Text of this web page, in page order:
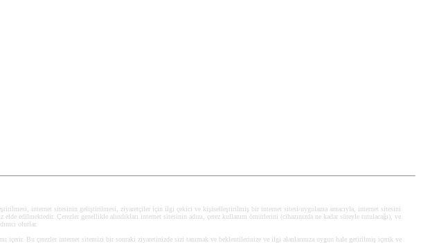
internet sitesinin geliştirilmesi, ziyaretçiler için ilgi çekici ve kişiselleştirilmiş bir internet sitesi/uygulama amacıyla, internet sitesini
edilmektedir. Çerezler genellikle alındıkları internet sitesinin adını, çerez kullanım ömürlerini (cihazınızda ne kadar süreyle tutulacağı), ve
olurlar.
içerir. Bu çerezler internet sitemizi bir sonraki ziyaretinizde sizi tanımak ve beklentilerinize ve ilgi alanlarınıza uygun hale getirilmiş içerik ve